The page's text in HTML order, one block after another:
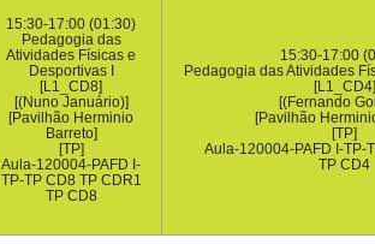
15:30-17:00 (01:30)
Pedagogia das
Atividades Físicas e
Desportivas I
[L1_CD8]
[(Nuno Januário)]
[Pavilhão Herminio
Barreto]
[TP]
Aula-120004-PAFD I-
TP-TP CD8 TP CDR1
TP CD8
15:30-17:00
Pedagogia das Atividades
[L1_CD4]
[(Fernando
[Pavilhão
[TP]
Aula-120004-PAFD I-TP-
TP CD4